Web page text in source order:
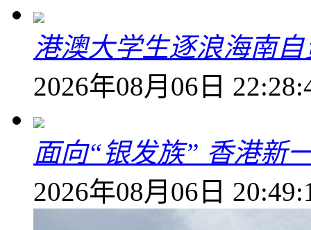
港澳大学生逐浪海南
2026年08月06日
面向“银发族” 香港新
2026年08月06日